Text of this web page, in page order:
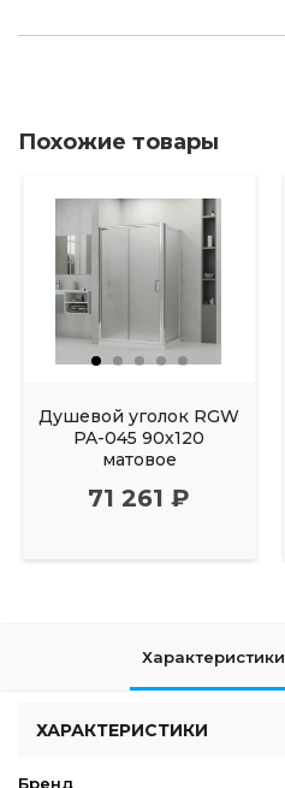
Похожие товары
Душевой уголок RGW
PA-045 90х120
матовое
71 261 ₽
Характеристики
ХАРАКТЕРИСТИКИ
Бренд